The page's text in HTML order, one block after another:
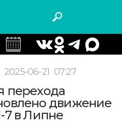
2025-06-21 07:27
перехода
движение
7 в Липне